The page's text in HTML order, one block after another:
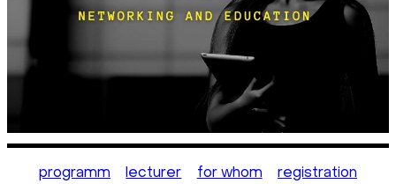
programm lecturer for whom registration